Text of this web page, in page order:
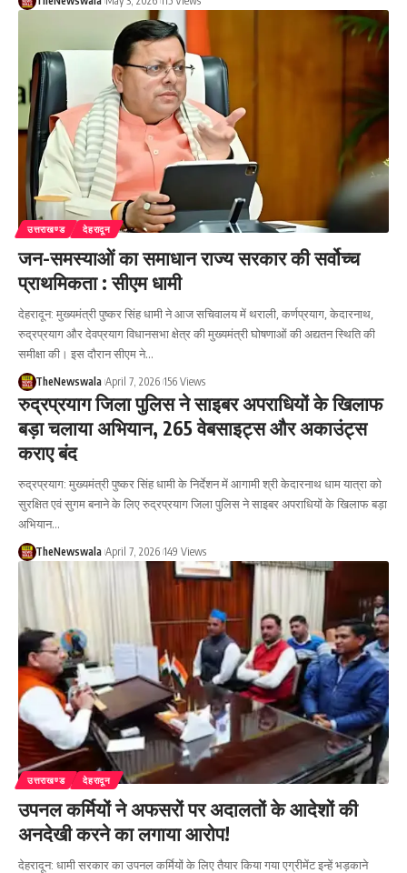
उत्तराखण्ड देहरादून
जन-समस्याओं का समाधान राज्य सरकार की सर्वोच्च
प्राथमिकता : सीएम धामी
देहरादून: मुख्यमंत्री पुष्कर सिंह धामी ने आज सचिवालय में थराली, कर्णप्रयाग, केदारनाथ,
रुद्रप्रयाग और देवप्रयाग विधानसभा क्षेत्र की मुख्यमंत्री घोषणाओं की अद्यतन स्थिति की
समीक्षा की। इस दौरान सीएम ने…
TheNewswala April 7, 2026 156 Views
रुद्रप्रयाग जिला पुलिस ने साइबर अपराधियों के खिलाफ
बड़ा चलाया अभियान, 265 वेबसाइट्स और अकाउंट्स
कराए बंद
रुद्रप्रयाग: मुख्यमंत्री पुष्कर सिंह धामी के निर्देशन में आगामी श्री केदारनाथ धाम यात्रा को
सुरक्षित एवं सुगम बनाने के लिए रुद्रप्रयाग जिला पुलिस ने साइबर अपराधियों के खिलाफ बड़ा
अभियान…
TheNewswala April 7, 2026 149 Views
उत्तराखण्ड देहरादून
उपनल कर्मियों ने अफसरों पर अदालतों के आदेशों की
अनदेखी करने का लगाया आरोप!
देहरादून: धामी सरकार का उपनल कर्मियों के लिए तैयार किया गया एग्रीमेंट इन्हें भड़काने